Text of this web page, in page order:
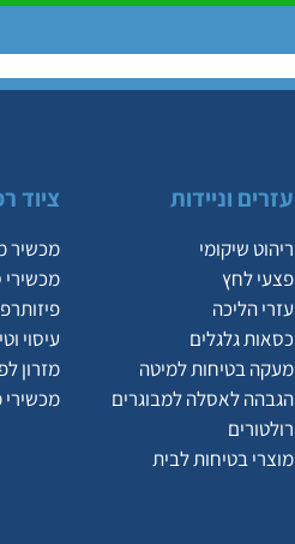
עזרים וניידות
ריהוט שיקומי
פצעי לחץ
עזרי הליכה
כסאות גלגלים
מעקה בטיחות למיטה
הגבהה לאסלה למבוגרים
רולטורים
מוצרי בטיחות לבית
ציוד
מכשיר
עיסוי
מזרון